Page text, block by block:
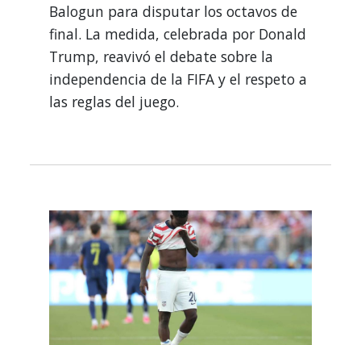
Balogun para disputar los octavos de
final. La medida, celebrada por Donald
Trump, reavivó el debate sobre la
independencia de la FIFA y el respeto a
las reglas del juego.